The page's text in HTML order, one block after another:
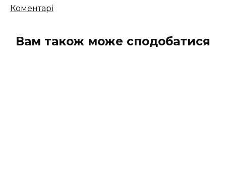
Кількість
Коментарі
Вам також може сподобатися